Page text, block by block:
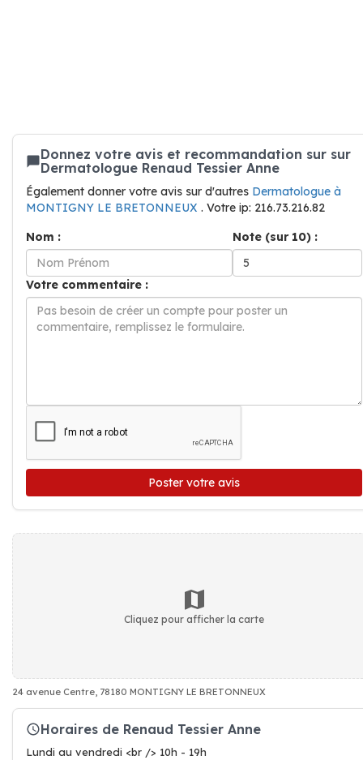
Donnez votre avis et recommandation sur sur
Dermatologue Renaud Tessier Anne
Également donner votre avis sur d'autres Dermatologue à
MONTIGNY LE BRETONNEUX . Votre ip: 216.73.216.82
Nom :
Note (sur 10) :
Votre commentaire :
Poster votre avis
Cliquez pour afficher la carte
24 avenue Centre, 78180 MONTIGNY LE BRETONNEUX
Horaires de Renaud Tessier Anne
Lundi au vendredi <br /> 10h - 19h